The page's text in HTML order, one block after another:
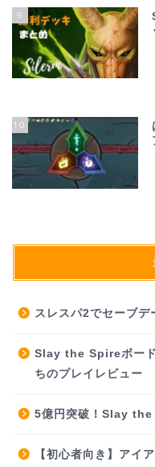
9
10
スレスパ2でセーブデ
Slay the Spireボード
ちのプレイレビュー
5億円突破！Slay the
【初心者向き】アイ